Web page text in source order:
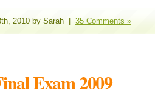
2010 by Sarah | 35 Comments »
Exam 2009